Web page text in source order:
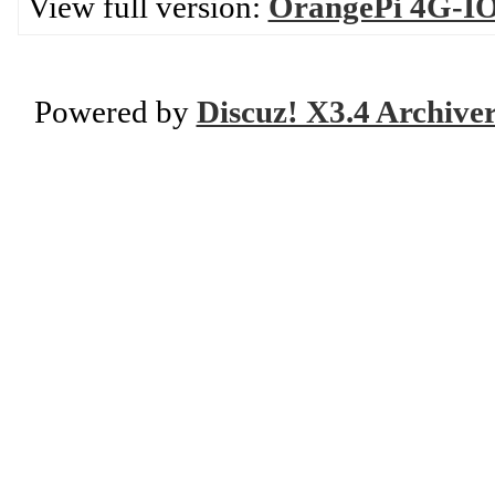
Powered by Discuz! X3.4